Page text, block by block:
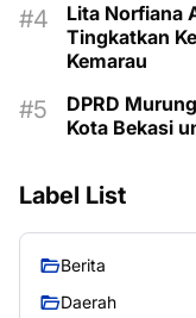
Lita Norfiana
Tingkatkan
Kemarau
DPRD
Kota Bekasi
Label List
Berita
Daerah